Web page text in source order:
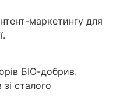
маркетингу для
БІО-добрив.
зі сталого